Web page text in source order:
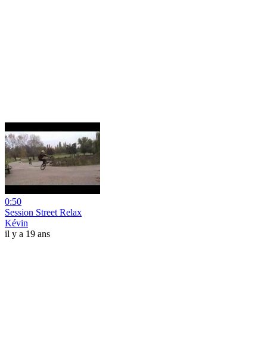
0:50
Session Street Relax
Kévin
il y a 19 ans